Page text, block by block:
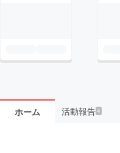
ホーム 活動報告4